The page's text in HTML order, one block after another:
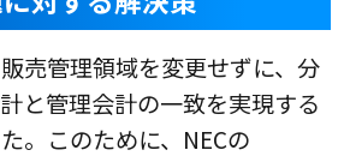
売管理領域を変更せずに、分
と管理会計の一致を実現する
。このために、NECの